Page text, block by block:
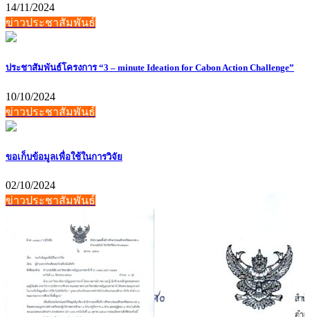
14/11/2024
ข่าวประชาสัมพันธ์
ประชาสัมพันธ์โครงการ “3 – minute Ideation for Cabon Action Challenge”
10/10/2024
ข่าวประชาสัมพันธ์
ขอเก็บข้อมูลเพื่อใช้ในการวิจัย
02/10/2024
ข่าวประชาสัมพันธ์